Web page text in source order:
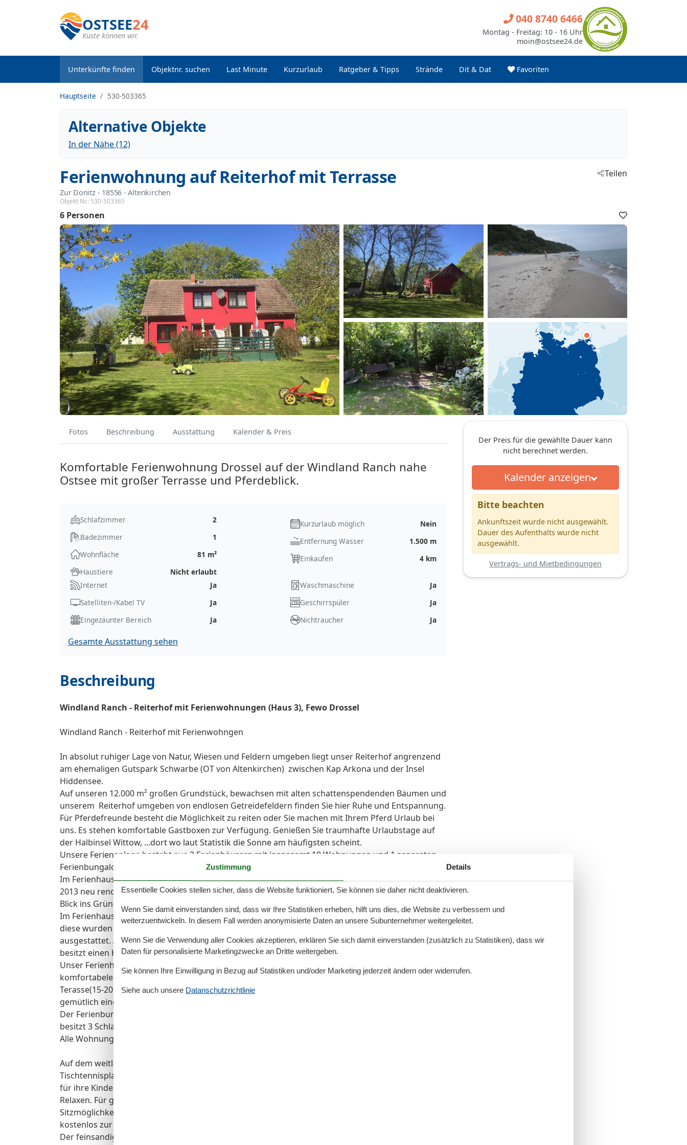
OSTSEE24
Küste können wir.
Unterkünfte finden Objektnr. suchen Last Minute Kurzurlaub Ratgeber & Tipps Strände Dit & Dat Favoriten
040 8740 6466
Montag - Freitag: 10 - 16 Uhr
moin@ostsee24.de
Hauptseite 530-503365
Alternative Objekte
In der Nähe (12)
Ferienwohnung auf Reiterhof mit Terrasse
Zur Donitz - 18556 - Altenkirchen
Objekt Nr.: 530-503365
Teilen
6 Personen
Fotos Beschreibung Ausstattung Kalender & Preis
Komfortable Ferienwohnung Drossel auf der Windland Ranch nahe
Ostsee mit großer Terrasse und Pferdeblick.
Schlafzimmer
2
Badezimmer
1
Wohnfläche
81 m²
Haustiere
Nicht erlaubt
Kurzurlaub möglich
Nein
Entfernung Wasser
1.500 m
Einkaufen
4 km
Internet
Ja
Satelliten-/Kabel TV
Ja
Eingezäunter Bereich
Ja
Waschmaschine
Ja
Geschirrspüler
Ja
Nichtraucher
Ja
Gesamte Ausstattung sehen
Beschreibung
Windland Ranch - Reiterhof mit Ferienwohnungen (Haus 3), Fewo Drossel
Windland Ranch - Reiterhof mit Ferienwohngen
In absolut ruhiger Lage von Natur, Wiesen und Feldern umgeben liegt unser Reiterhof angrenzend
am ehemaligen Gutspark Schwarbe (OT von Altenkirchen) zwischen Kap Arkona und der Insel
Hiddensee.
Auf unseren 12.000 m² großen Grundstück, bewachsen mit alten schattenspendenden Bäumen und
unserem Reiterhof umgeben von endlosen Getreidefeldern finden Sie hier Ruhe und Entspannung.
Für Pferdefreunde besteht die Möglichkeit zu reiten oder Sie machen mit Ihrem Pferd Urlaub bei
uns. Es stehen komfortable Gastboxen zur Verfügung. Genießen Sie traumhafte Urlaubstage auf
der Halbinsel Wittow, ...dort wo laut Statistik die Sonne am häufigsten scheint.
Unsere Ferienanlage besteht aus 3 Ferienhäusern mit insgesamt 10 Wohnungen und 1 separaten
Ferienbungalow.
Im Ferienhaus 1 befinden sich 4 moderne, gemütliche Ferienwohnungen (41-51 m²) diese wurden
2013 neu renoviert und mit Massivholzmöbeln ausgestattet.Alle Wohnungen haben einen schönen
Blick ins Grüne
Im Ferienhaus 2 befinden sich 2 weitere moderne, gemütliche Ferienwohnungen ca. (66-82 m²)
diese wurden 2014 neu renoviert und sind sehr komfortabel und auch mit Massivholzmöbeln
ausgestattet. Alle sind ebenerdig und haben ebenfalls schönen Blick ins Grüne. Eine Wohnung
besitzt einen Kamin und einen eigenen Garten.
Unser Ferienhaus 3, Erstbezug 2017,befindet sich im angrenzenten Reiterhof. Die 4 modernen und
komfortabelen Ferienwohnungen (50-80 m²) besitzen alle Fussbodenheizung und eine große
Terasse(15-20m²) mit Blick auf die Pferdekoppel. Alle Wohnungen sind sehr komfortabel und
gemütlich eingerichtet.
Der Ferienbungalow Storch ist ein alleinstehendes Haus (ca. 61 m²) und modern eingerichtet Es
besitzt 3 Schlafzimmer (1 mit einem separaten Eingang)
Alle Wohnungen verfügen über W-LAN.
Auf dem weitläufigen Grundstück finden sie neben mehreren Liegewiesen mit Strandkörben, eine
Tischtennisplatte, ein Fußballplatz, ein Spielplatz mit großem Sandkasten, Rutsche sowie Tretautos
für ihre Kinder. In unserem großen Garten findet wirklich jeder einen Platz zum Spielen oder
Relaxen. Für gemütliche Stunden im Freien besteht außerdem für jede Wohnung eine separate
Sitzmöglichkeit mit Gartenmöbeln, Sonnenliegen und Gartengrill. Ein PKW-Stellplatz steht Ihnen
kostenlos zur Verfügung. Die Ostsee ist über eine neu angelegte Allee in nur 800m zu erreichen.
Der feinsandige Strand ( Nordstrand ) befindet sich in ca. 1,5 Km Entfernung.
Der Preis für die gewählte Dauer kann
nicht berechnet werden.
Kalender anzeigen
Bitte beachten
Ankunftszeit wurde nicht ausgewählt.
Dauer des Aufenthalts wurde nicht
ausgewählt.
Vertrags- und Mietbedingungen
Zustimmung Details
Essentielle Cookies stellen sicher, dass die Website funktioniert, Sie können sie daher nicht deaktivieren.
Wenn Sie damit einverstanden sind, dass wir Ihre Statistiken erheben, hilft uns dies, die Website zu verbessern und
weiterzuentwickeln. In diesem Fall werden anonymisierte Daten an unsere Subunternehmer weitergeleitet.
Wenn Sie die Verwendung aller Cookies akzeptieren, erklären Sie sich damit einverstanden (zusätzlich zu Statistiken), dass wir
Daten für personalisierte Marketingzwecke an Dritte weitergeben.
Sie können Ihre Einwilligung in Bezug auf Statistiken und/oder Marketing jederzeit ändern oder widerrufen.
Siehe auch unsere Datanschutzrichtlinie